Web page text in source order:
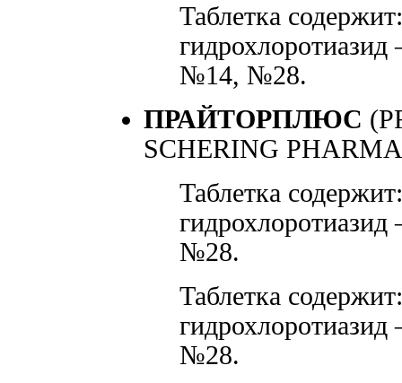
Таблетка
№14, №28.
ПРАЙТОРПЛЮС
SCHERING
Таблетка
№28.
Таблетка
№28.